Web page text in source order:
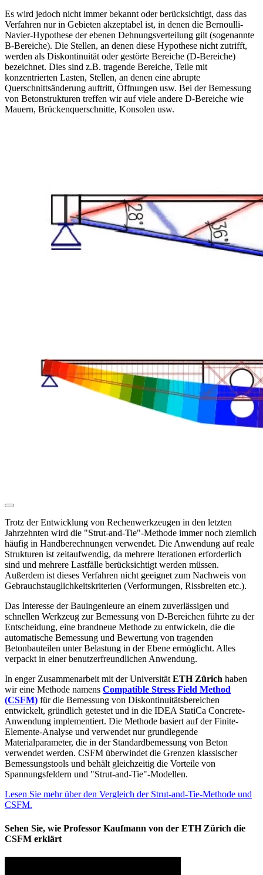
Es wird jedoch nicht immer bekannt oder berücksichtigt, dass das
Verfahren nur in Gebieten akzeptabel ist, in denen die Bernoulli-
Navier-Hypothese der ebenen Dehnungsverteilung gilt (sogenannte
B-Bereiche). Die Stellen, an denen diese Hypothese nicht zutrifft,
werden als Diskontinuität oder gestörte Bereiche (D-Bereiche)
bezeichnet. Dies sind z.B. tragende Bereiche, Teile mit
konzentrierten Lasten, Stellen, an denen eine abrupte
Querschnittsänderung auftritt, Öffnungen usw. Bei der Bemessung
von Betonstrukturen treffen wir auf viele andere D-Bereiche wie
Mauern, Brückenquerschnitte, Konsolen usw.
Trotz der Entwicklung von Rechenwerkzeugen in den letzten
Jahrzehnten wird die "Strut-and-Tie"-Methode immer noch ziemlich
häufig in Handberechnungen verwendet. Die Anwendung auf reale
Strukturen ist zeitaufwendig, da mehrere Iterationen erforderlich
sind und mehrere Lastfälle berücksichtigt werden müssen.
Außerdem ist dieses Verfahren nicht geeignet zum Nachweis von
Gebrauchstauglichkeitskriterien (Verformungen, Rissbreiten etc.).
Das Interesse der Bauingenieure an einem zuverlässigen und
schnellen Werkzeug zur Bemessung von D-Bereichen führte zu der
Entscheidung, eine brandneue Methode zu entwickeln, die die
automatische Bemessung und Bewertung von tragenden
Betonbauteilen unter Belastung in der Ebene ermöglicht. Alles
verpackt in einer benutzerfreundlichen Anwendung.
In enger Zusammenarbeit mit der Universität ETH Zürich haben
wir eine Methode namens Compatible Stress Field Method
(CSFM) für die Bemessung von Diskontinuitätsbereichen
entwickelt, gründlich getestet und in die IDEA StatiCa Concrete-
Anwendung implementiert. Die Methode basiert auf der Finite-
Elemente-Analyse und verwendet nur grundlegende
Materialparameter, die in der Standardbemessung von Beton
verwendet werden. CSFM überwindet die Grenzen klassischer
Bemessungstools und behält gleichzeitig die Vorteile von
Spannungsfeldern und "Strut-and-Tie"-Modellen.
Lesen Sie mehr über den Vergleich der Strut-and-Tie-Methode und
CSFM.
Sehen Sie, wie Professor Kaufmann von der ETH Zürich die
CSFM erklärt